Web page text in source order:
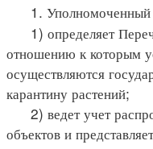
1. Уполномоченный
1) определяет
отношению к которым
осуществляются
карантину растений;
2) ведет учет
объектов и